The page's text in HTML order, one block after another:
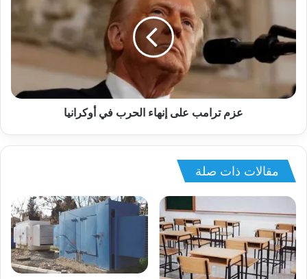
عزم ترامب على إنهاء الحرب في أوكرانيا
مقالات ذات صلة